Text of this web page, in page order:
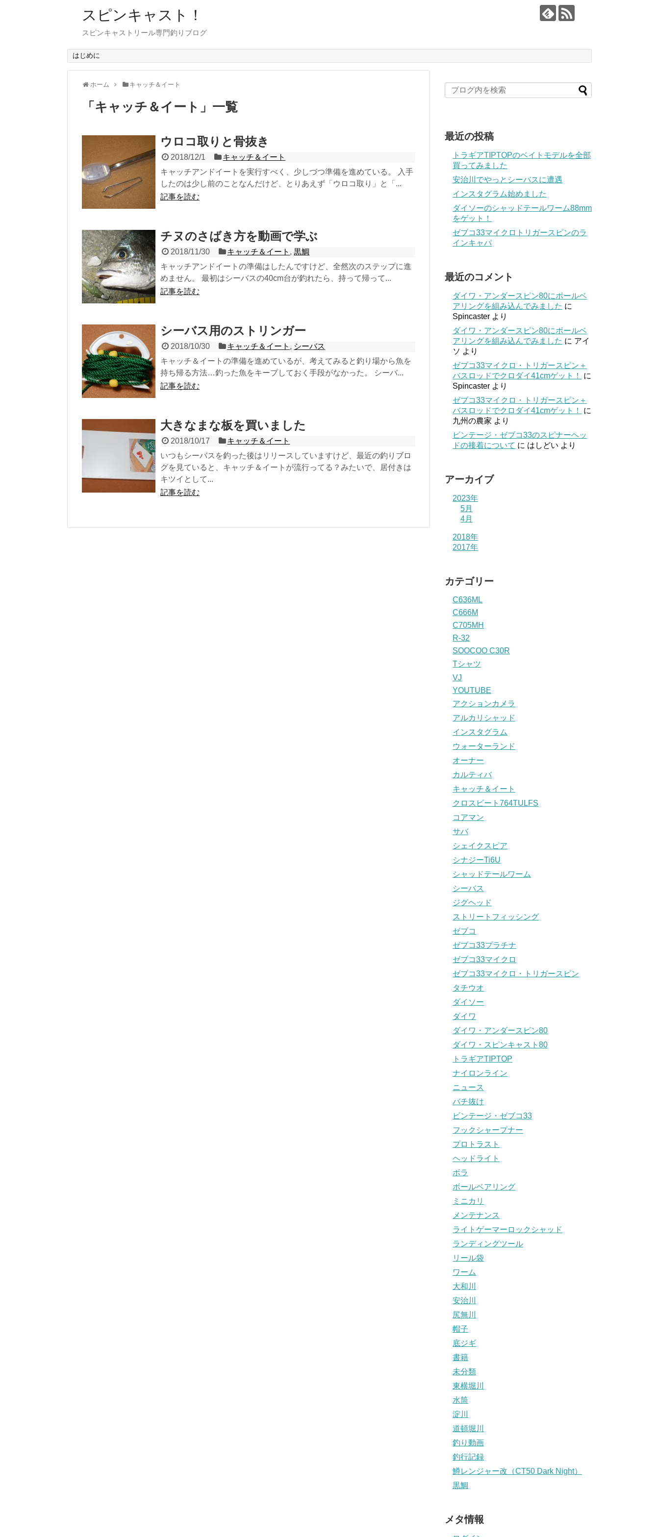
スピンキャスト！
スピンキャストリール専門釣りブログ
はじめに
ホーム キャッチ＆イート
「 キャッチ＆イート 」 一覧
ウロコ取りと骨抜き
2018/12/1
キャッチ＆イート
キャッチアンドイートを実行すべく、少しづつ準備を進めている。 入手
したのは少し前のことなんだけど、とりあえず「ウロコ取り」と「...
記事を読む
チヌのさばき方を動画で学ぶ
2018/11/30 キャッチ＆イート ,黒鯛
キャッチアンドイートの準備はしたんですけど、全然次のステップに進
めません。 最初はシーバスの40cm台が釣れたら、持って帰って...
記事を読む
シーバス用のストリンガー
2018/10/30 キャッチ＆イート , シーバス
キャッチ＆イートの準備を進めているが、考えてみると釣り場から魚を
持ち帰る方法…釣った魚をキープしておく手段がなかった。 シーバ...
記事を読む
大きなまな板を買いました
2018/10/17
キャッチ＆イート
いつもシーバスを釣った後はリリースしていますけど、最近の釣りブロ
グを見ていると、キャッチ＆イートが流行ってる？みたいで、居付きは
キツイとして...
記事を読む
最近の投稿
トラギアTIPTOPのベイトモデルを全部
買ってみました
安治川でやっとシーバスに遭遇
インスタグラム始めました
ダイソーのシャッドテールワーム88mm
をゲット！
ゼブコ33マイクロトリガースピンのラ
インキャパ
最近のコメント
ダイワ・アンダースピン80にボールベ
アリングを組み込んでみました に
Spincaster より
ダイワ・アンダースピン80にボールベ
アリングを組み込んでみました に アイ
ソ より
ゼブコ33マイクロ・トリガースピン＋
バスロッドでクロダイ41cmゲット！
に
Spincaster より
ゼブコ33マイクロ・トリガースピン＋
バスロッドでクロダイ41cmゲット！
に
九州の農家 より
ビンテージ・ゼブコ33のスピナーヘッ
ドの接着について に はしどい より
アーカイブ
2023年
5月
4月
2018年
2017年
カテゴリー
C636ML
C666M
C705MH
R-32
SOOCOO C30R
Tシャツ
VJ
YOUTUBE
アクションカメラ
アルカリシャッド
インスタグラム
ウォーターランド
オーナー
カルティバ
キャッチ＆イート
クロスビート764TULFS
コアマン
サバ
シェイクスピア
シナジーTi6U
シャッドテールワーム
シーバス
ジグヘッド
ストリートフィッシング
ゼブコ
ゼブコ33プラチナ
ゼブコ33マイクロ
ゼブコ33マイクロ・トリガースピン
タチウオ
ダイソー
ダイワ
ダイワ・アンダースピン80
ダイワ・スピンキャスト80
トラギアTIPTOP
ナイロンライン
ニュース
バチ抜け
ビンテージ・ゼブコ33
フックシャープナー
プロトラスト
ヘッドライト
ボラ
ボールベアリング
ミニカリ
メンテナンス
ライトゲーマーロックシャッド
ランディングツール
リール袋
ワーム
大和川
安治川
尻無川
帽子
底ジギ
書籍
未分類
東横堀川
水筒
淀川
道頓堀川
釣り動画
釣行記録
鱒レンジャー改（CT50 Dark Night）
黒鯛
メタ情報